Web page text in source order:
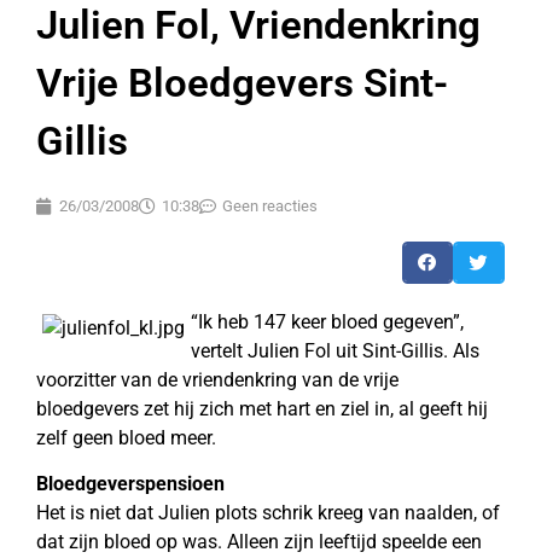
Julien Fol, Vriendenkring
Vrije Bloedgevers Sint-
Gillis
26/03/2008 10:38 Geen reacties
“Ik heb 147 keer bloed gegeven”,
vertelt Julien Fol uit Sint-Gillis. Als
voorzitter van de vriendenkring van de vrije
bloedgevers zet hij zich met hart en ziel in, al geeft hij
zelf geen bloed meer.
Bloedgeverspensioen
Het is niet dat Julien plots schrik kreeg van naalden, of
dat zijn bloed op was. Alleen zijn leeftijd speelde een